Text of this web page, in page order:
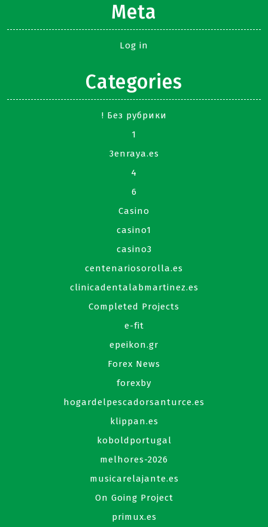
Meta
Log in
Categories
! Без рубрики
1
3enraya.es
4
6
Casino
casino1
casino3
centenariosorolla.es
clinicadentalabmartinez.es
Completed Projects
e-fit
epeikon.gr
Forex News
forexby
hogardelpescadorsanturce.es
klippan.es
koboldportugal
melhores-2026
musicarelajante.es
On Going Project
primux.es